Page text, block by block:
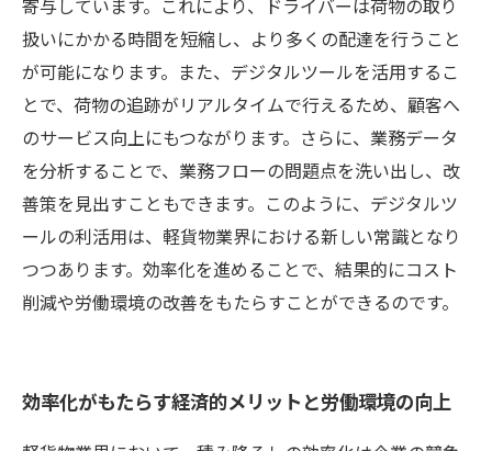
寄与しています。これにより、ドライバーは荷物の取り
扱いにかかる時間を短縮し、より多くの配達を行うこと
が可能になります。また、デジタルツールを活用するこ
とで、荷物の追跡がリアルタイムで行えるため、顧客へ
のサービス向上にもつながります。さらに、業務データ
を分析することで、業務フローの問題点を洗い出し、改
善策を見出すこともできます。このように、デジタルツ
ールの利活用は、軽貨物業界における新しい常識となり
つつあります。効率化を進めることで、結果的にコスト
削減や労働環境の改善をもたらすことができるのです。
効率化がもたらす経済的メリットと労働環境の向上